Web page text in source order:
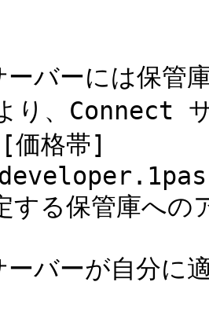
バーには保管
り、Connect
価格帯]
る保管庫への
バーが自分に